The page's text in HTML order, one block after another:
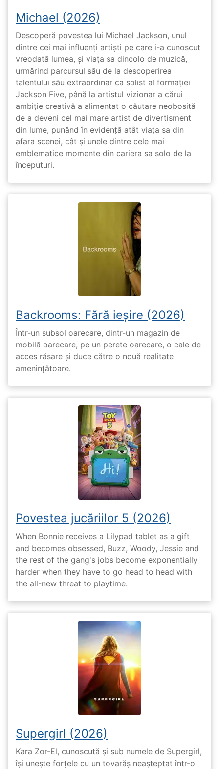
Michael (2026)
Descoperă povestea lui Michael Jackson, unul
dintre cei mai influenți artiști pe care i-a cunoscut
vreodată lumea, și viața sa dincolo de muzică,
urmărind parcursul său de la descoperirea
talentului său extraordinar ca solist al formației
Jackson Five, până la artistul vizionar a cărui
ambiție creativă a alimentat o căutare neobosită
de a deveni cel mai mare artist de divertisment
din lume, punând în evidență atât viața sa din
afara scenei, cât și unele dintre cele mai
emblematice momente din cariera sa solo de la
începuturi.
Backrooms: Fără ieșire (2026)
Într-un subsol oarecare, dintr-un magazin de
mobilă oarecare, pe un perete oarecare, o cale de
acces răsare și duce către o nouă realitate
amenințătoare.
Povestea jucăriilor 5 (2026)
When Bonnie receives a Lilypad tablet as a gift
and becomes obsessed, Buzz, Woody, Jessie and
the rest of the gang's jobs become exponentially
harder when they have to go head to head with
the all-new threat to playtime.
Supergirl (2026)
Kara Zor-El, cunoscută și sub numele de Supergirl,
își unește forțele cu un tovarăș neașteptat într-o